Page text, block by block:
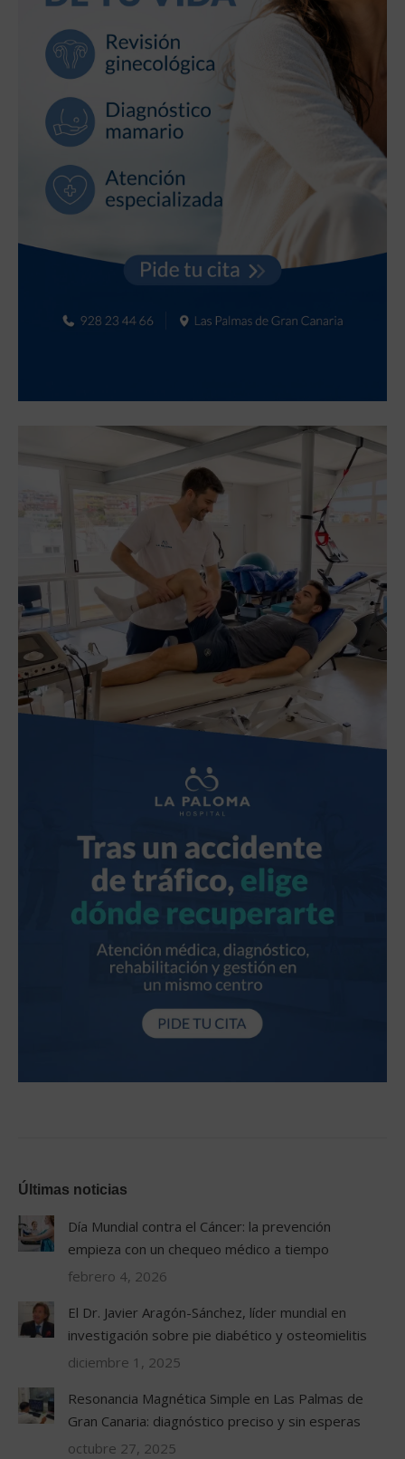
Últimas noticias
Día Mundial contra el Cáncer: la prevención
empieza con un chequeo médico a tiempo
febrero 4, 2026
El Dr. Javier Aragón-Sánchez, líder mundial en
investigación sobre pie diabético y osteomielitis
diciembre 1, 2025
Resonancia Magnética Simple en Las Palmas de
Gran Canaria: diagnóstico preciso y sin esperas
octubre 27, 2025